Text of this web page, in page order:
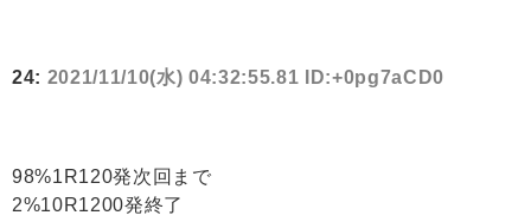
24: 2021/11/10(水) 04:32:55.81 ID:+0pg7aCD0
98%1R120発次回まで
2%10R1200発終了